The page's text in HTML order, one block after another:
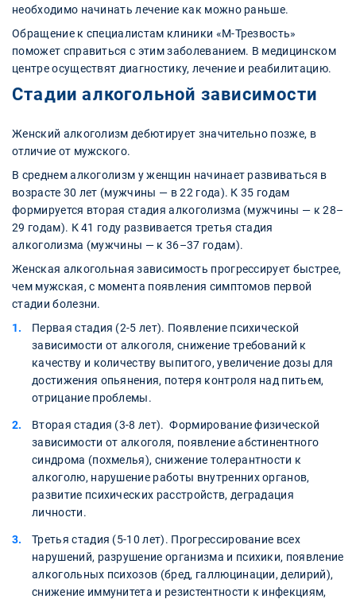
необходимо начинать лечение как можно раньше.
Обращение к специалистам клиники «М-Трезвость»
поможет справиться с этим заболеванием. В медицинском
центре осуществят диагностику, лечение и реабилитацию.
Стадии алкогольной зависимости
Женский алкоголизм дебютирует значительно позже, в
отличие от мужского.
В среднем алкоголизм у женщин начинает развиваться в
возрасте 30 лет (мужчины — в 22 года). К 35 годам
формируется вторая стадия алкоголизма (мужчины — к 28–
29 годам). К 41 году развивается третья стадия
алкоголизма (мужчины — к 36–37 годам).
Женская алкогольная зависимость прогрессирует быстрее,
чем мужская, с момента появления симптомов первой
стадии болезни.
Первая стадия (2-5 лет). Появление психической
зависимости от алкоголя, снижение требований к
качеству и количеству выпитого, увеличение дозы для
достижения опьянения, потеря контроля над питьем,
отрицание проблемы.
Вторая стадия (3-8 лет). Формирование физической
зависимости от алкоголя, появление абстинентного
синдрома (похмелья), снижение толерантности к
алкоголю, нарушение работы внутренних органов,
развитие психических расстройств, деградация
личности.
Третья стадия (5-10 лет). Прогрессирование всех
нарушений, разрушение организма и психики, появление
алкогольных психозов (бред, галлюцинации, делирий),
снижение иммунитета и резистентности к инфекциям,